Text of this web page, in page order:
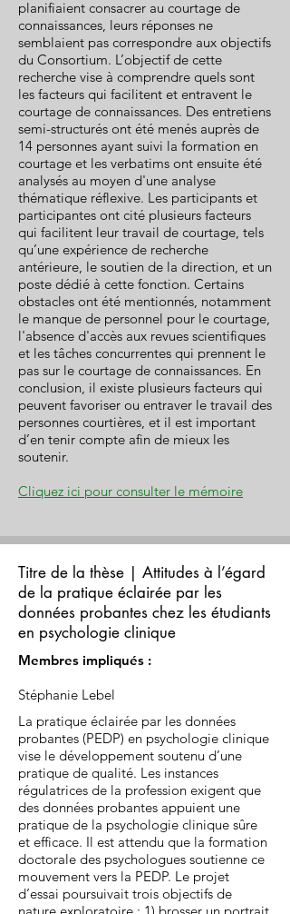
planifiaient consacrer au courtage de
connaissances, leurs réponses ne
semblaient pas correspondre aux objectifs
du Consortium. L’objectif de cette
recherche vise à comprendre quels sont
les facteurs qui facilitent et entravent le
courtage de connaissances. Des entretiens
semi-structurés ont été menés auprès de
14 personnes ayant suivi la formation en
courtage et les verbatims ont ensuite été
analysés au moyen d'une analyse
thématique réflexive. Les participants et
participantes ont cité plusieurs facteurs
qui facilitent leur travail de courtage, tels
qu’une expérience de recherche
antérieure, le soutien de la direction, et un
poste dédié à cette fonction. Certains
obstacles ont été mentionnés, notamment
le manque de personnel pour le courtage,
l'absence d'accès aux revues scientifiques
et les tâches concurrentes qui prennent le
pas sur le courtage de connaissances. En
conclusion, il existe plusieurs facteurs qui
peuvent favoriser ou entraver le travail des
personnes courtières, et il est important
d’en tenir compte afin de mieux les
soutenir.
Cliquez ici pour consulter le mémoire
Titre de la thèse | Attitudes à l’égard
de la pratique éclairée par les
données probantes chez les étudiants
en psychologie clinique
Membres impliqués :
Stéphanie Lebel
La pratique éclairée par les données
probantes (PEDP) en psychologie clinique
vise le développement soutenu d’une
pratique de qualité. Les instances
régulatrices de la profession exigent que
des données probantes appuient une
pratique de la psychologie clinique sûre
et efficace. Il est attendu que la formation
doctorale des psychologues soutienne ce
mouvement vers la PEDP. Le projet
d’essai poursuivait trois objectifs de